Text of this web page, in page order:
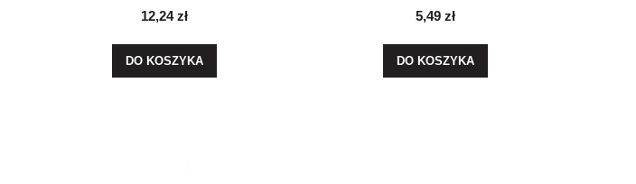
12,24 zł
DO KOSZYKA
5,49 zł
DO KOSZYKA